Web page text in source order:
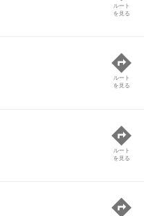
ルート
を見る
ルート
を見る
ルート
を見る